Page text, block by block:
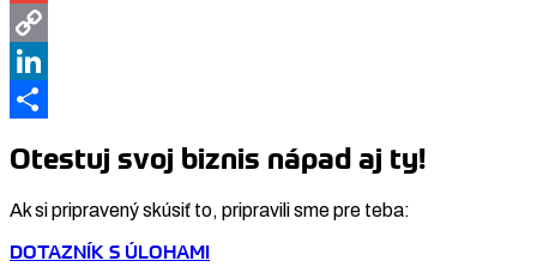
Gmail
Copy
Link
LinkedIn
Otestuj svoj biznis nápad aj ty!
Ak si pripravený skúsiť to, pripravili sme pre teba:
DOTAZNÍK S ÚLOHAMI